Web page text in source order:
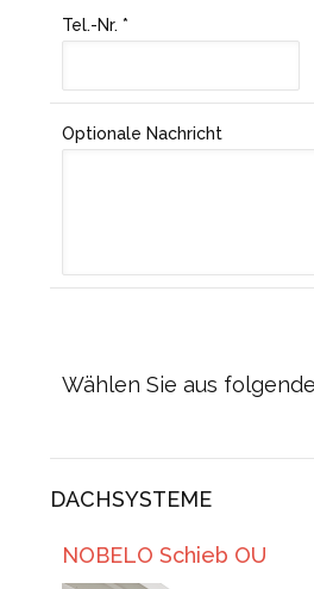
Tel.-Nr. *
Optionale Nachricht
Wählen Sie aus
DACHSYSTEME
NOBELO Schieb OU